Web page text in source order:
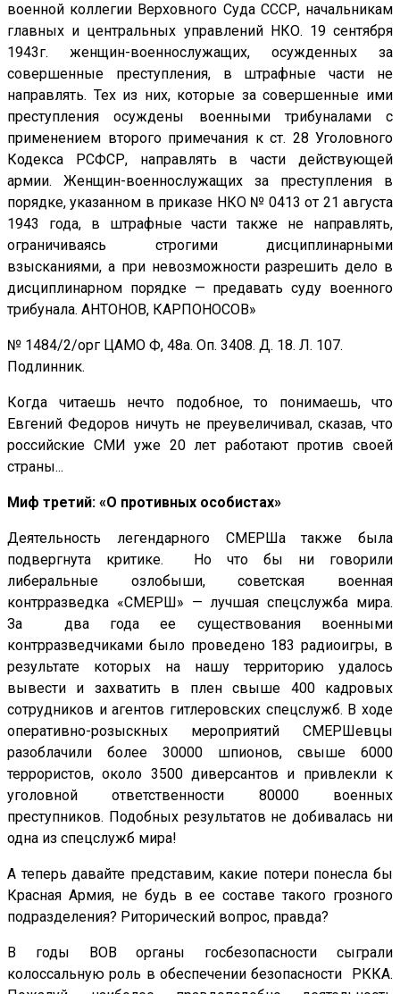
военной коллегии Верховного Суда СССР, начальникам
главных и центральных управлений НКО. 19 сентября
1943г. женщин-военнослужащих, осужденных за
совершенные преступления, в штрафные части не
направлять. Тех из них, которые за совершенные ими
преступления осуждены военными трибуналами с
применением второго примечания к ст. 28 Уголовного
Кодекса РСФСР, направлять в части действующей
армии. Женщин-военнослужащих за преступления в
порядке, указанном в приказе НКО № 0413 от 21 августа
1943 года, в штрафные части также не направлять,
ограничиваясь строгими дисциплинарными
взысканиями, а при невозможности разрешить дело в
дисциплинарном порядке — предавать суду военного
трибунала. АНТОНОВ, КАРПОНОСОВ»
№ 1484/2/орг ЦАМО Ф, 48а. Оп. 3408. Д. 18. Л. 107.
Подлинник.
Когда читаешь нечто подобное, то понимаешь, что
Евгений Федоров ничуть не преувеличивал, сказав, что
российские СМИ уже 20 лет работают против своей
страны...
Миф третий: «О противных особистах»
Деятельность легендарного СМЕРШа также была
подвергнута критике. Но что бы ни говорили
либеральные озлобыши, советская военная
контрразведка «СМЕРШ» — лучшая спецслужба мира.
За два года ее существования военными
контрразведчиками было проведено 183 радиоигры, в
результате которых на нашу территорию удалось
вывести и захватить в плен свыше 400 кадровых
сотрудников и агентов гитлеровских спецслужб. В ходе
оперативно-розыскных мероприятий СМЕРШевцы
разоблачили более 30000 шпионов, свыше 6000
террористов, около 3500 диверсантов и привлекли к
уголовной ответственности 80000 военных
преступников. Подобных результатов не добивалась ни
одна из спецслужб мира!
А теперь давайте представим, какие потери понесла бы
Красная Армия, не будь в ее составе такого грозного
подразделения? Риторический вопрос, правда?
В годы ВОВ органы госбезопасности сыграли
колоссальную роль в обеспечении безопасности РККА.